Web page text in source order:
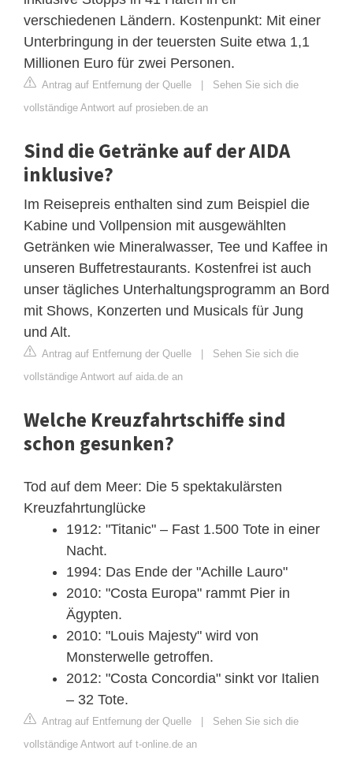
verschiedenen Ländern. Kostenpunkt: Mit einer
Unterbringung in der teuersten Suite etwa 1,1
Millionen Euro für zwei Personen.
Antrag auf Entfernung der Quelle | Sehen Sie sich die
vollständige Antwort auf prosieben.de an
Sind die Getränke auf der AIDA
inklusive?
Im Reisepreis enthalten sind zum Beispiel die
Kabine und Vollpension mit ausgewählten
Getränken wie Mineralwasser, Tee und Kaffee in
unseren Buffetrestaurants. Kostenfrei ist auch
unser tägliches Unterhaltungsprogramm an Bord
mit Shows, Konzerten und Musicals für Jung
und Alt.
Antrag auf Entfernung der Quelle | Sehen Sie sich die
vollständige Antwort auf aida.de an
Welche Kreuzfahrtschiffe sind
schon gesunken?
Tod auf dem Meer: Die 5 spektakulärsten
Kreuzfahrtunglücke
1912: "Titanic" – Fast 1.500 Tote in einer
Nacht.
1994: Das Ende der "Achille Lauro"
2010: "Costa Europa" rammt Pier in
Ägypten.
2010: "Louis Majesty" wird von
Monsterwelle getroffen.
2012: "Costa Concordia" sinkt vor Italien
– 32 Tote.
Antrag auf Entfernung der Quelle | Sehen Sie sich die
vollständige Antwort auf t-online.de an